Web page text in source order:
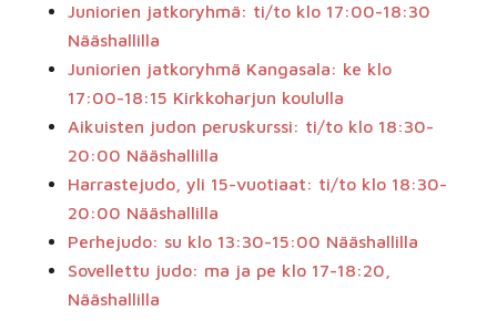
Juniorien jatkoryhmä: ti/to klo 17:00-18:30
Nääshallilla
Juniorien jatkoryhmä Kangasala: ke klo
17:00-18:15 Kirkkoharjun koululla
Aikuisten judon peruskurssi: ti/to klo 18:30-
20:00 Nääshallilla
Harrastejudo, yli 15-vuotiaat: ti/to klo 18:30-
20:00 Nääshallilla
Perhejudo: su klo 13:30-15:00 Nääshallilla
Sovellettu judo: ma ja pe klo 17-18:20,
Nääshallilla